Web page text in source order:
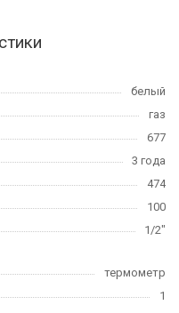
белый
газ
677
3 года
474
100
1/2"
термометр
1